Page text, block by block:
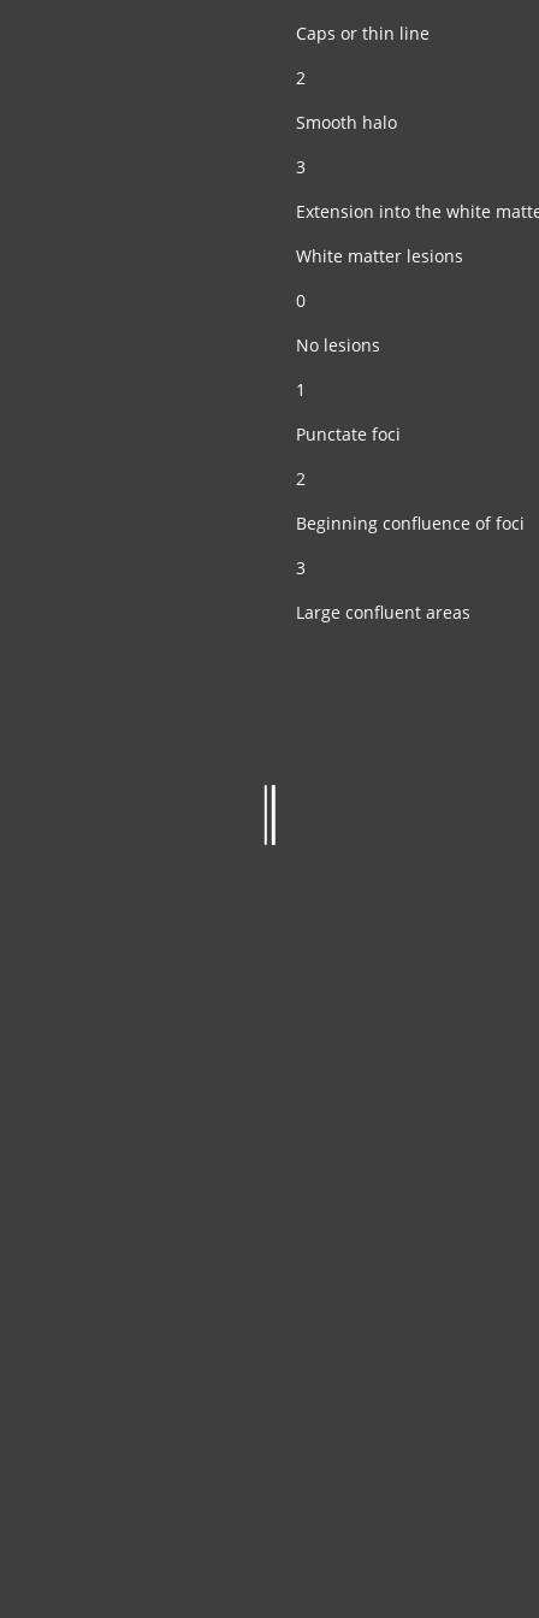
Caps or thin line
2
Smooth halo
3
Extension into the white
White matter lesions
0
No lesions
1
Punctate foci
2
Beginning confluence of foci
3
Large confluent areas